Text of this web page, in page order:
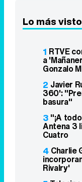
Lo más visto
1 RTVE
a
Gonzalo
2 Javier
360':
basura"
3 "¡A
Antena 3
Cuatro
4 Charlie
Rivalry'